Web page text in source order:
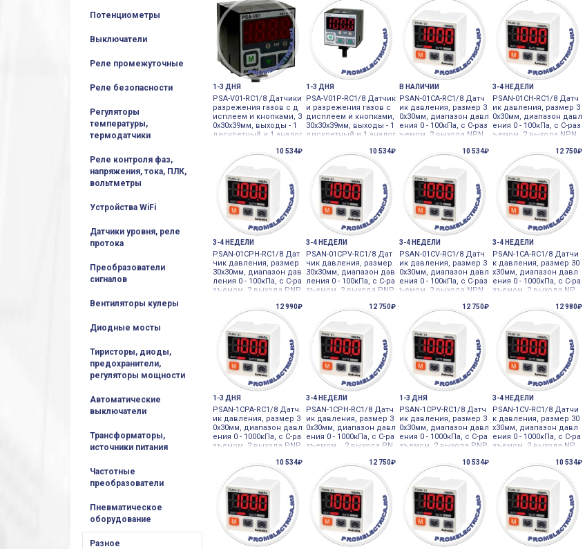
Потенциометры
Выключатели
Реле промежуточные
Реле безопасности
Регуляторы
температуры,
термодатчики
Реле контроля фаз,
напряжения, тока, ПЛК,
вольтметры
Устройства WiFi
Датчики уровня, реле
протока
Преобразователи
сигналов
Вентиляторы кулеры
Диодные мосты
Тиристоры, диоды,
предохранители,
регуляторы мощности
Автоматические
выключатели
Трансформаторы,
источники питания
Частотные
преобразователи
Пневматическое
оборудование
Разное
1-3 ДНЯ
PSA-V01-RC1/8 Датчики
разрежения газов с д
исплеем и кнопками, 3
0х30х39мм, выходы - 1
дискретный и 1 аналог
1-3 ДНЯ
PSA-V01P-RC1/8 Датчик
и разрежения газов с
дисплеем и кнопками,
30х30х39мм, выходы - 1
дискретный и 1 аналог
В НАЛИЧИИ
PSAN-01CA-RC1/8 Датч
ик давления, размер 3
0х30мм, диапазон давл
ения 0 - 100кПа, с С-раз
ъемом, 2 выхода NPN,
3-4 НЕДЕЛИ
PSAN-01CH-RC1/8 Датч
ик давления, размер 3
0х30мм, диапазон давл
ения 0 - 100кПа, с С-раз
ъемом, 2 выхода NPN,
10 534₽
3-4 НЕДЕЛИ
PSAN-01CPH-RC1/8 Дат
чик давления, размер
30х30мм, диапазон дав
ления 0 - 100кПа, с С-ра
зъемом, 2 выхода PNP,
10 534₽
3-4 НЕДЕЛИ
PSAN-01CPV-RC1/8 Дат
чик давления, размер
30х30мм, диапазон дав
ления 0 - 100кПа, с С-ра
зъемом, 2 выхода PNP,
10 534₽
3-4 НЕДЕЛИ
PSAN-01CV-RC1/8 Датч
ик давления, размер 3
0х30мм, диапазон давл
ения 0 - 100кПа, с С-раз
ъемом, 2 выхода NPN,
12 750₽
3-4 НЕДЕЛИ
PSAN-1CA-RC1/8 Датчи
к давления, размер 30
х30мм, диапазон давл
ения 0 - 1000кПа, с С-ра
зъемом, 2 выхода NP
12 990₽
1-3 ДНЯ
PSAN-1CPA-RC1/8 Датч
ик давления, размер 3
0х30мм, диапазон давл
ения 0 - 1000кПа, с С-ра
зъемом, 2 выхода PNP,
12 750₽
3-4 НЕДЕЛИ
PSAN-1CPH-RC1/8 Датч
ик давления, размер 3
0х30мм, диапазон давл
ения 0 - 1000кПа, с С-ра
зъемом, , 2 выхода PN
12 750₽
1-3 ДНЯ
PSAN-1CPV-RC1/8 Датч
ик давления, размер 3
0х30мм, диапазон давл
ения 0 - 1000кПа, с С-ра
зъемом, 2 выхода PNP,
12 980₽
3-4 НЕДЕЛИ
PSAN-1CV-RC1/8 Датчи
к давления, размер 30
х30мм, диапазон давл
ения 0 - 1000кПа, с С-ра
зъемом, 2 выхода NP
10 534₽ 12 750₽ 10 534₽ 10 534₽